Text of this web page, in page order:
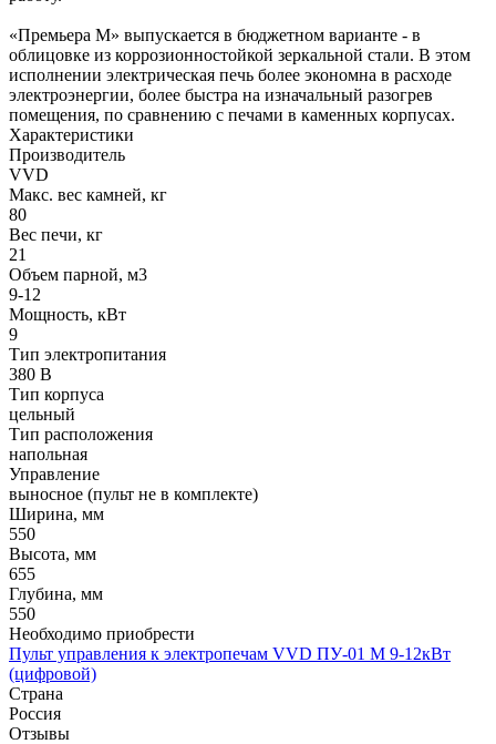
«Премьера М» выпускается в бюджетном варианте - в
облицовке из коррозионностойкой зеркальной стали. В этом
исполнении электрическая печь более экономна в расходе
электроэнергии, более быстра на изначальный разогрев
помещения, по сравнению с печами в каменных корпусах.
Характеристики
Производитель
VVD
Макс. вес камней, кг
80
Вес печи, кг
21
Oбъем парной, м3
9-12
Мощность, кВт
9
Тип электропитания
380 В
Тип корпуса
цельный
Тип расположения
напольная
Управление
выносное (пульт не в комплекте)
Ширина, мм
550
Высота, мм
655
Глубина, мм
550
Необходимо приобрести
Пульт управления к электропечам VVD ПУ-01 М 9-12кВт
(цифровой)
Страна
Россия
Отзывы